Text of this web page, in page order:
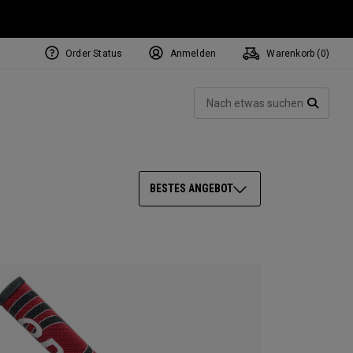
Order Status Anmelden Warenkorb ( 0)
BESTES ANGEBOT